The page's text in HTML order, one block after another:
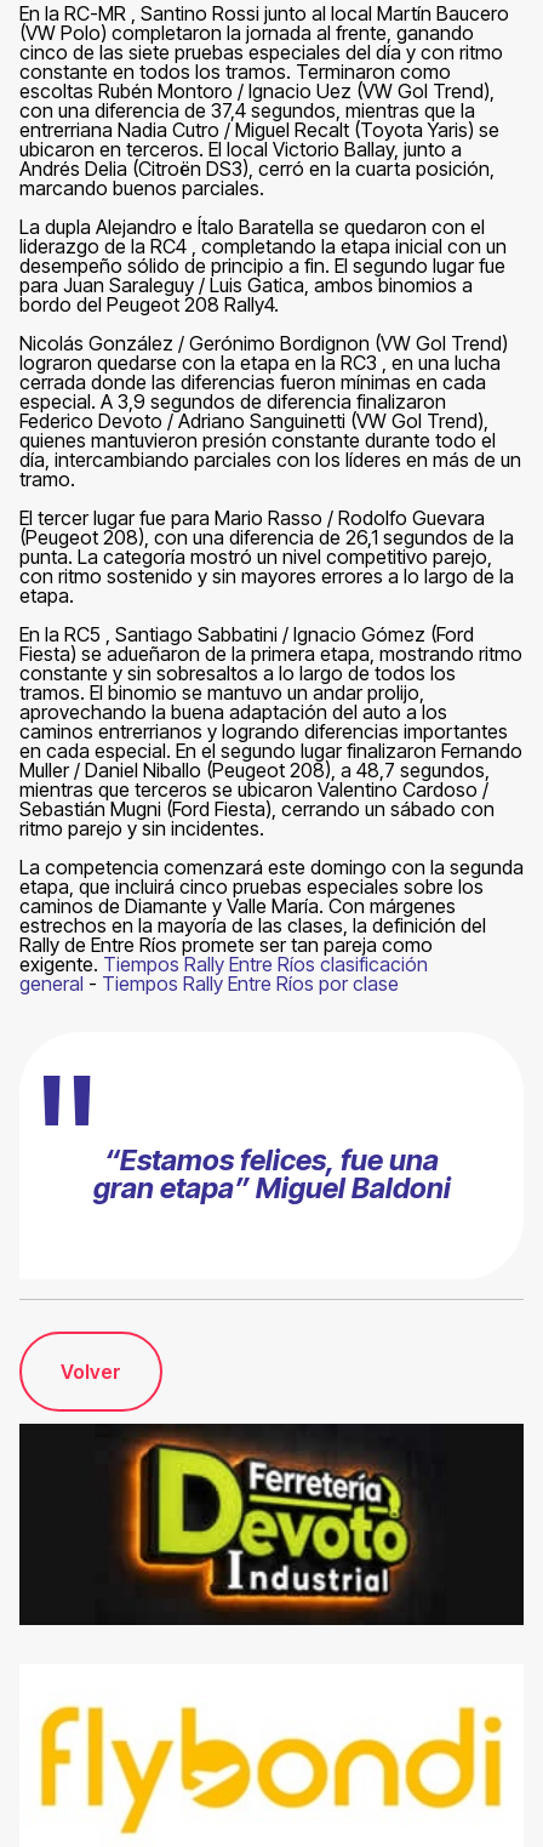
En la RC-MR , Santino Rossi junto al local Martín Baucero
(VW Polo) completaron la jornada al frente, ganando
cinco de las siete pruebas especiales del día y con ritmo
constante en todos los tramos. Terminaron como
escoltas Rubén Montoro / Ignacio Uez (VW Gol Trend),
con una diferencia de 37,4 segundos, mientras que la
entrerriana Nadia Cutro / Miguel Recalt (Toyota Yaris) se
ubicaron en terceros. El local Victorio Ballay, junto a
Andrés Delia (Citroën DS3), cerró en la cuarta posición,
marcando buenos parciales.
La dupla Alejandro e Ítalo Baratella se quedaron con el
liderazgo de la RC4 , completando la etapa inicial con un
desempeño sólido de principio a fin. El segundo lugar fue
para Juan Saraleguy / Luis Gatica, ambos binomios a
bordo del Peugeot 208 Rally4.
Nicolás González / Gerónimo Bordignon (VW Gol Trend)
lograron quedarse con la etapa en la RC3 , en una lucha
cerrada donde las diferencias fueron mínimas en cada
especial. A 3,9 segundos de diferencia finalizaron
Federico Devoto / Adriano Sanguinetti (VW Gol Trend),
quienes mantuvieron presión constante durante todo el
día, intercambiando parciales con los líderes en más de un
tramo.
El tercer lugar fue para Mario Rasso / Rodolfo Guevara
(Peugeot 208), con una diferencia de 26,1 segundos de la
punta. La categoría mostró un nivel competitivo parejo,
con ritmo sostenido y sin mayores errores a lo largo de la
etapa.
En la RC5 , Santiago Sabbatini / Ignacio Gómez (Ford
Fiesta) se adueñaron de la primera etapa, mostrando ritmo
constante y sin sobresaltos a lo largo de todos los
tramos. El binomio se mantuvo un andar prolijo,
aprovechando la buena adaptación del auto a los
caminos entrerrianos y logrando diferencias importantes
en cada especial. En el segundo lugar finalizaron Fernando
Muller / Daniel Niballo (Peugeot 208), a 48,7 segundos,
mientras que terceros se ubicaron Valentino Cardoso /
Sebastián Mugni (Ford Fiesta), cerrando un sábado con
ritmo parejo y sin incidentes.
La competencia comenzará este domingo con la segunda
etapa, que incluirá cinco pruebas especiales sobre los
caminos de Diamante y Valle María. Con márgenes
estrechos en la mayoría de las clases, la definición del
Rally de Entre Ríos promete ser tan pareja como
exigente. Tiempos Rally Entre Ríos clasificación
general - Tiempos Rally Entre Ríos por clase
"“Estamos felices, fue una
gran etapa” Miguel Baldoni
Volver